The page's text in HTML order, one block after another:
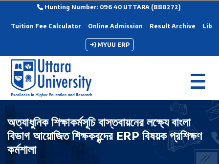
Hunting Number: 096 40 UTTARA (888272)
Tuition Fee Calculator Online Admission Result Archive
MYUU ERP
অত্যাধুনিক শিক্ষাকর্মসূচি বাস্তবায়নের লক্ষ্যে বাংলা
বিভাগ আয়োজিত শিক্ষকবৃন্দের ERP বিষয়ক প্রশিক্ষণ
কর্মশালা